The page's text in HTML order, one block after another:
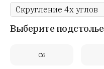
Выберите подстолье
C6